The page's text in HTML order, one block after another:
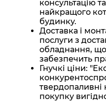
консультацію
найкращого
будинку.
Доставка і
послуги з
обладнання,
забезпечить
Гнучкі ціни:
твердопаливні
покупку